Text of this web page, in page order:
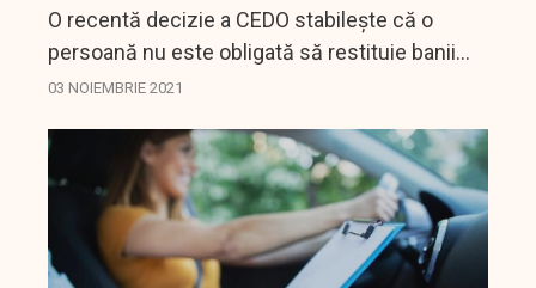
O recentă decizie a CEDO stabilește că o
persoană nu este obligată să restituie banii
primiți în mod eronat de la stat, cu o condiție.
03 NOIEMBRIE 2021